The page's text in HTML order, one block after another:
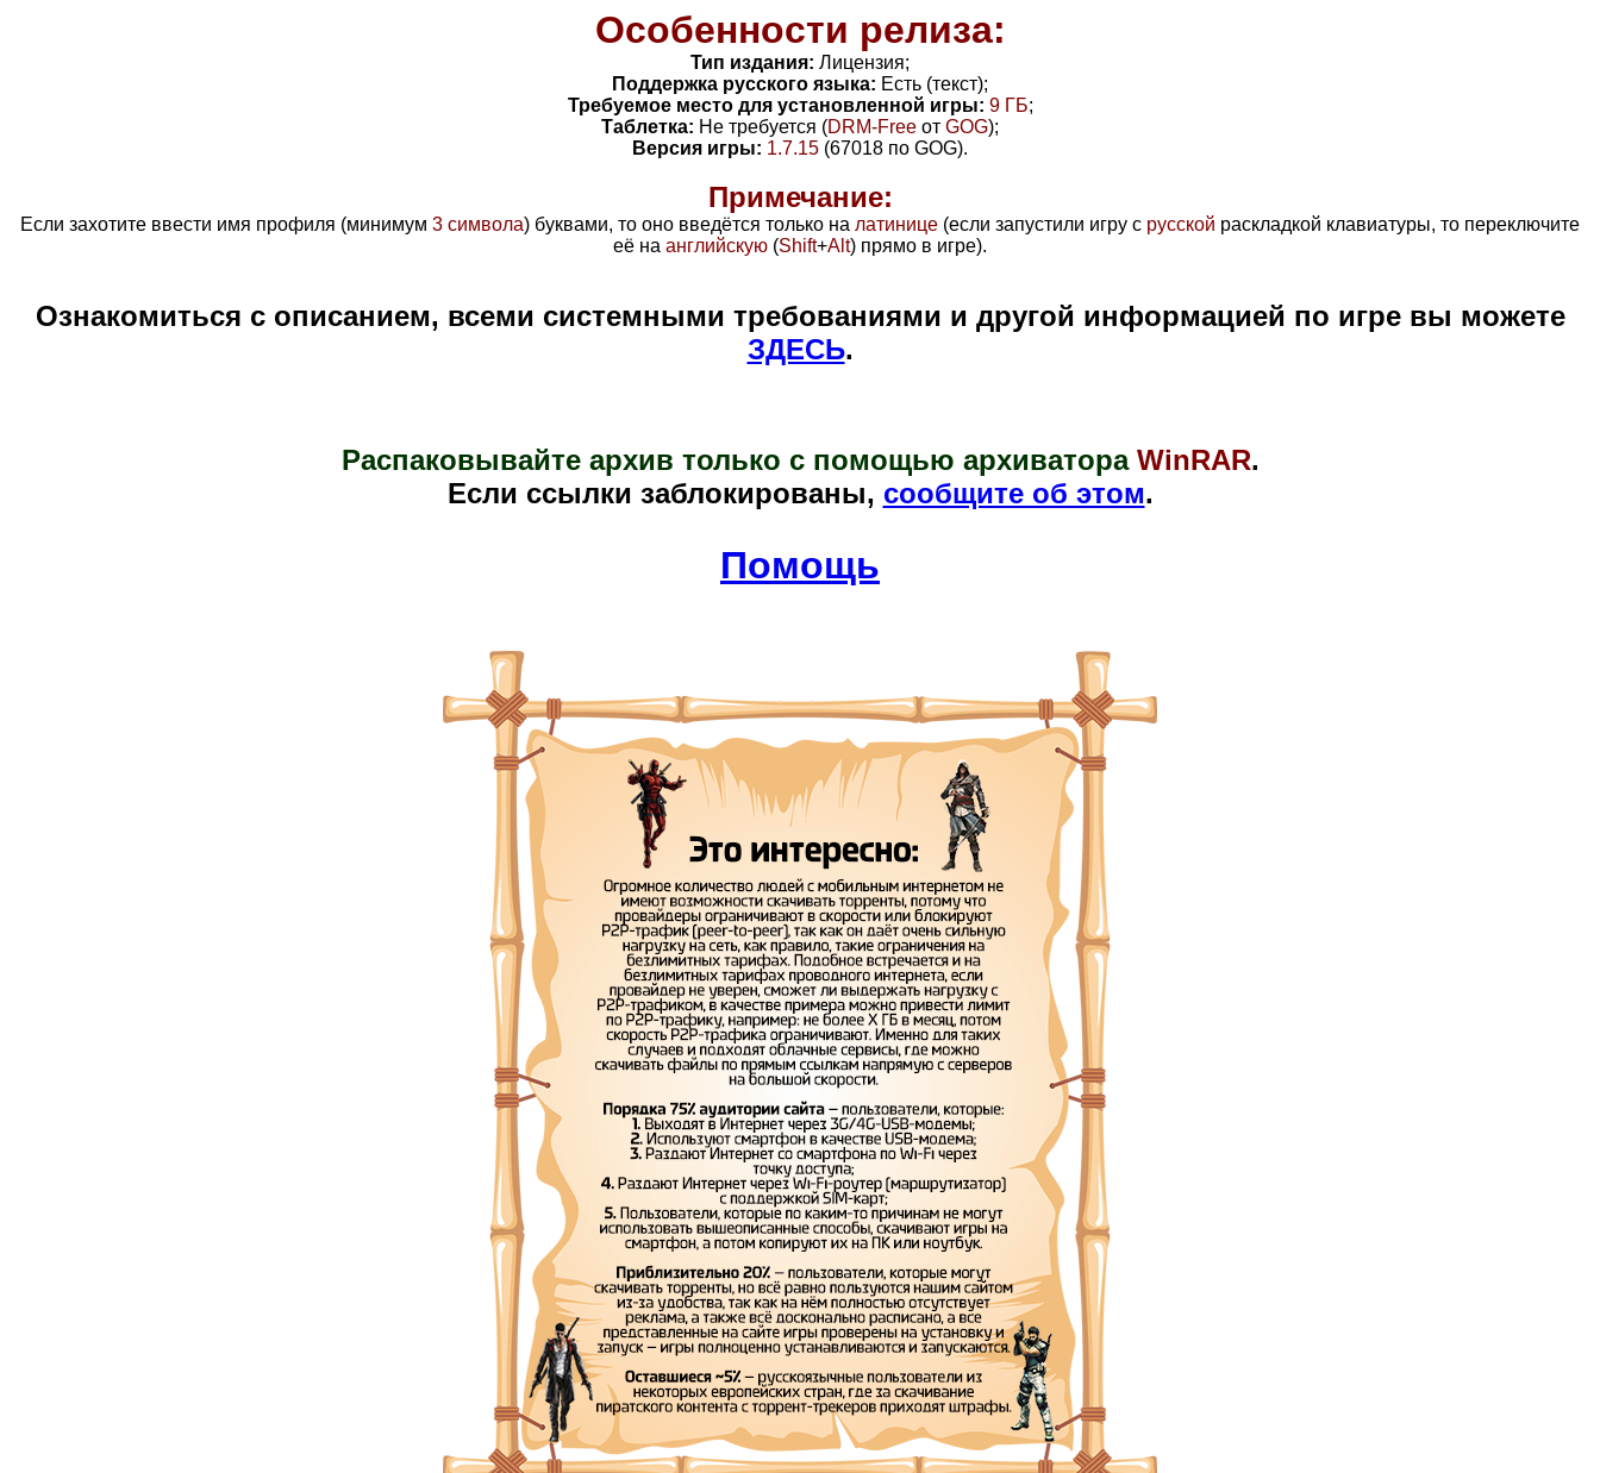
Особенности релиза:
Тип издания: Лицензия;
Поддержка русского языка: Есть (текст);
Требуемое место для установленной игры: 9ГБ;
Таблетка: Не требуется (DRM-Free от GOG);
Версия игры: 1.7.15 (67018 по GOG).
Примечание:
Если захотите ввести имя профиля (минимум 3 символа) буквами, то оно введётся только на латинице (если запустили игру с русской раскладкой клавиатуры, то переключите
её на английскую (Shift+Alt) прямо в игре).
Ознакомиться с описанием, всеми системными требованиями и другой информацией по игре вы можете
ЗДЕСЬ.
Распаковывайте архив только с помощью архиватора WinRAR.
Если ссылки заблокированы, сообщите об этом.
Помощь